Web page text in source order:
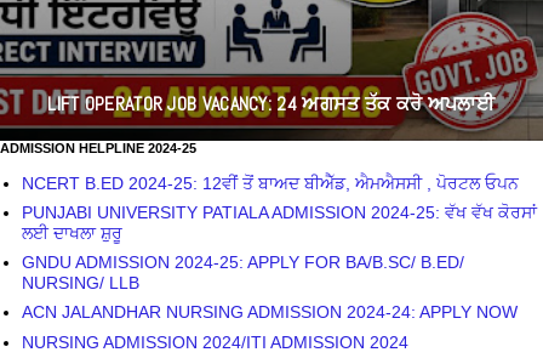
LIFT OPERATOR JOB VACANCY: 24 ਅਗਸਤ ਤੱਕ ਕਰੋ ਅਪਲਾਈ
ADMISSION HELPLINE 2024-25
NCERT B.ED 2024-25: 12ਵੀਂ ਤੋਂ ਬਾਅਦ ਬੀਐੱਡ, ਐਮਐਸਸੀ , ਪੋਰਟਲ ਓਪਨ
PUNJABI UNIVERSITY PATIALA ADMISSION 2024-25: ਵੱਖ ਵੱਖ ਕੋਰਸਾਂ
ਲਈ ਦਾਖਲਾ ਸ਼ੁਰੂ
GNDU ADMISSION 2024-25: APPLY FOR BA/B.SC/ B.ED/
NURSING/ LLB
ACN JALANDHAR NURSING ADMISSION 2024-24: APPLY NOW
NURSING ADMISSION 2024/ITI ADMISSION 2024